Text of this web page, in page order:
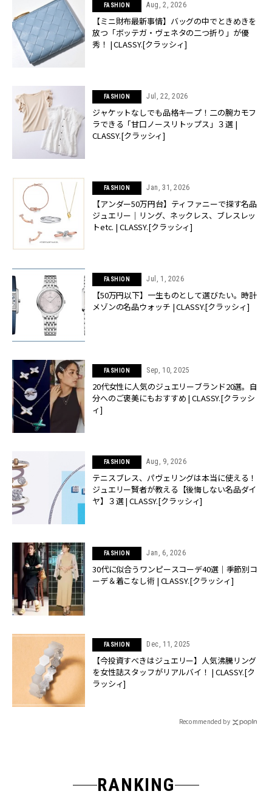
FASHION Aug, 2, 2026
【ミニ財布最新事情】バッグの中でときめきを
放つ「ボッテガ・ヴェネタの二つ折り」が優
秀！ | CLASSY.[クラッシィ]
FASHION Jul, 22, 2026
ジャケットなしでも品格キープ！二の腕カモフ
ラできる「甘口ノースリトップス」３選 |
CLASSY.[クラッシィ]
FASHION Jan, 31, 2026
【アンダー50万円台】ティファニーで探す名品
ジュエリー｜リング、ネックレス、ブレスレッ
トetc. | CLASSY.[クラッシィ]
FASHION Jul, 1, 2026
【50万円以下】一生ものとして選びたい。時計
メゾンの名品ウォッチ | CLASSY.[クラッシィ]
FASHION Sep, 10, 2025
20代女性に人気のジュエリーブランド20選。自
分へのご褒美にもおすすめ | CLASSY.[クラッシ
ィ]
FASHION Aug, 9, 2026
テニスブレス、パヴェリングは本当に使える！
ジュエリー賢者が教える【後悔しない名品ダイ
ヤ】３選 | CLASSY.[クラッシィ]
FASHION Jan, 6, 2026
30代に似合うワンピースコーデ40選｜季節別コ
ーデ＆着こなし術 | CLASSY.[クラッシィ]
FASHION Dec, 11, 2025
【今投資すべきはジュエリー】人気沸騰リング
を女性誌スタッフがリアルバイ！ | CLASSY.[ク
ラッシィ]
Recommended by
RANKING